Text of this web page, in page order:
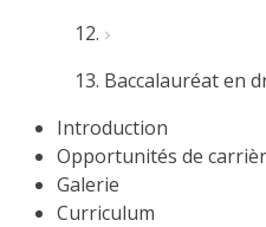
Baccalauréat en
Introduction
Opportunités de
Galerie
Curriculum